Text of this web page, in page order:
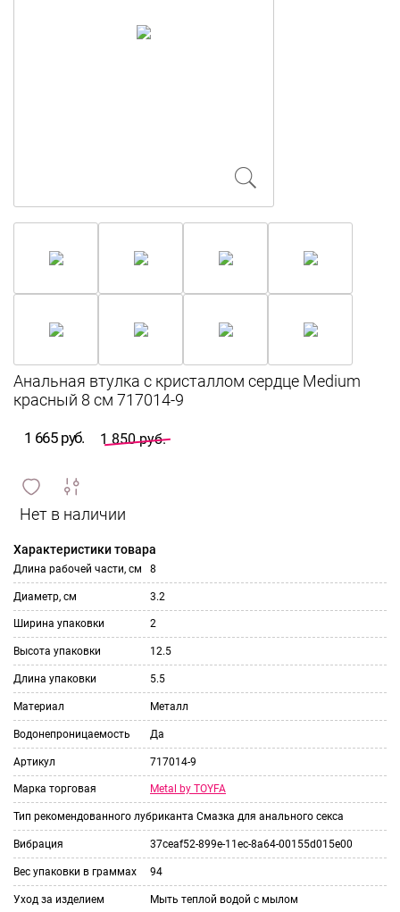
1 665 руб. 1 850 руб.
и
сравнить
ИЗБРАННОЕ
Характеристики товара
Длина рабочей части, см 8
Диаметр, см 3.2
Ширина упаковки 2
Высота упаковки 12.5
Длина упаковки 5.5
Материал Металл
Водонепроницаемость Да
Артикул 717014-9
Марка торговая Metal by TOYFA
Тип рекомендованного лубриканта Смазка для анального секса
Вибрация 37ceaf52-899e-11ec-8a64-00155d015e00
Вес упаковки в граммах 94
Уход за изделием Мыть теплой водой с мылом